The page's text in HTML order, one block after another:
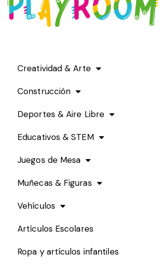
Creatividad & Arte
Construcción
Deportes & Aire Libre
Educativos & STEM
Juegos de Mesa
Muñecas & Figuras
Vehículos
Artículos Escolares
Ropa y artículos infantiles